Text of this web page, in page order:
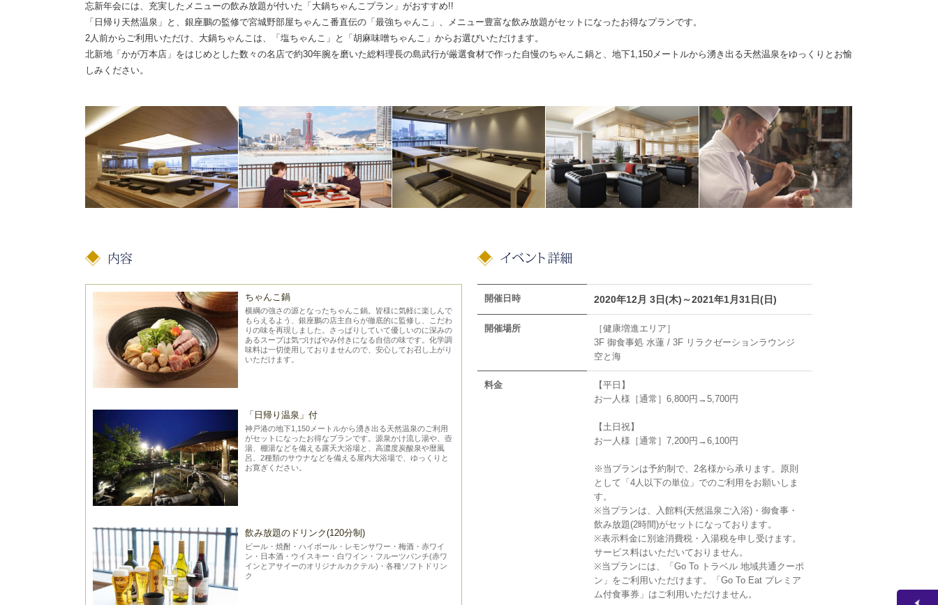
忘新年会には、充実したメニューの飲み放題が付いた「大鍋ちゃんこプラン」がおすすめ!!
「日帰り天然温泉」と、銀座鵬の監修で宮城野部屋ちゃんこ番直伝の「最強ちゃんこ」、メニュー豊富な飲み放題がセットになったお得なプランです。
2人前からご利用いただけ、大鍋ちゃんこは、「塩ちゃんこ」と「胡麻味噌ちゃんこ」からお選びいただけます。
北新地「かが万本店」をはじめとした数々の名店で約30年腕を磨いた総料理長の島武行が厳選食材で作った自慢のちゃんこ鍋と、地下1,150メートルから湧き出る天然温泉をゆっくりとお愉
しみください。
ちゃんこ鍋
横綱の強さの源となったちゃんこ鍋。皆様に気軽に楽しんで
もらえるよう、銀座鵬の店主自らが徹底的に監修し、こだわ
りの味を再現しました。さっぱりしていて優しいのに深みの
あるスープは気づけばやみ付きになる自信の味です。化学調
味料は一切使用しておりませんので、安心してお召し上がり
いただけます。
「日帰り温泉」付
神戸港の地下1,150メートルから湧き出る天然温泉のご利用
がセットになったお得なプランです。源泉かけ流し湯や、壺
湯、棚湯などを備える露天大浴場と、高濃度炭酸泉や暦風
呂、2種類のサウナなどを備える屋内大浴場で、ゆっくりと
お寛ぎください。
飲み放題のドリンク(120分制)
ビール・焼酎・ハイボール・レモンサワー・梅酒・赤ワイ
ン・日本酒・ウイスキー・白ワイン・フルーツパンチ(赤ワ
インとアサイーのオリジナルカクテル)・各種ソフトドリン
ク
開催日時 2020年12月 3日(木)～2021年1月31日(日)
開催場所
［健康増進エリア］
3F 御食事処 水蓮 / 3F リラクゼーションラウンジ
空と海
料金
【平日】
お一人様［通常］6,800円→5,700円
【土日祝】
お一人様［通常］7,200円→6,100円
※当プランは予約制で、2名様から承ります。原則
として「4人以下の単位」でのご利用をお願いしま
す。
※当プランは、入館料(天然温泉ご入浴)・御食事・
飲み放題(2時間)がセットになっております。
※表示料金に別途消費税・入湯税を申し受けます。
サービス料はいただいておりません。
※当プランには、「Go To トラベル 地域共通クーポ
ン」をご利用いただけます。「Go To Eat プレミア
ム付食事券」はご利用いただけません。